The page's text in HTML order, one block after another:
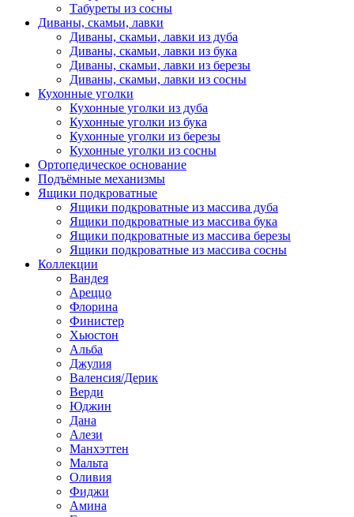
Табуреты из сосны
Диваны, скамьи, лавки
Диваны, скамьи, лавки из дуба
Диваны, скамьи, лавки из бука
Диваны, скамьи, лавки из березы
Диваны, скамьи, лавки из сосны
Кухонные уголки
Кухонные уголки из дуба
Кухонные уголки из бука
Кухонные уголки из березы
Кухонные уголки из сосны
Ортопедическое основание
Подъёмные механизмы
Ящики подкроватные
Ящики подкроватные из массива дуба
Ящики подкроватные из массива бука
Ящики подкроватные из массива березы
Ящики подкроватные из массива сосны
Коллекции
Вандея
Ареццо
Флорина
Финистер
Хьюстон
Альба
Джулия
Валенсия/Дерик
Верди
Юджин
Дана
Алези
Манхэттен
Мальта
Оливия
Фиджи
Амина